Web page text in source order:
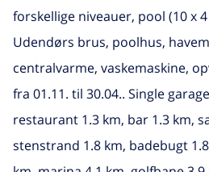
forskellige niveauer, pool (10 x 4
Udendørs brus, poolhus,
centralvarme, vaskemaskine,
fra 01.11. til 30.04.. Single
restaurant 1.3 km, bar 1.3 km,
stenstrand 1.8 km, badebugt